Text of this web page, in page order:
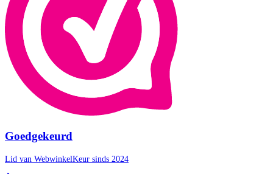
Goedgekeurd
Lid van WebwinkelKeur sinds 2024